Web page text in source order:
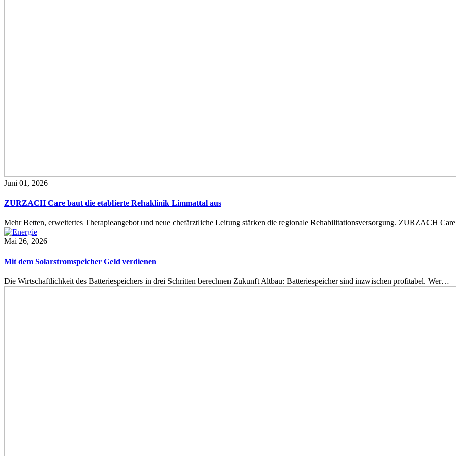
Juni 01, 2026
ZURZACH Care baut die etablierte Rehaklinik Limmattal aus
Mehr Betten, erweitertes Therapieangebot und neue chefärztliche Leitung stärken die regionale Rehabilitationsversorgung. ZURZACH
Mai 26, 2026
Mit dem Solarstromspeicher Geld verdienen
Die Wirtschaftlichkeit des Batteriespeichers in drei Schritten berechnen Zukunft Altbau: Batteriespeicher sind inzwischen profitabel. Wer…